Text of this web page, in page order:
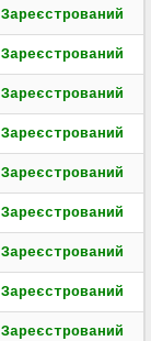
Зареєстрований
Зареєстрований
Зареєстрований
Зареєстрований
Зареєстрований
Зареєстрований
Зареєстрований
Зареєстрований
Зареєстрований